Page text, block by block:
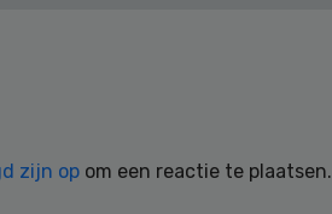
zijn op om een reactie te plaatsen.